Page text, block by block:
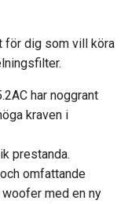
för dig som vill köra
har noggrant
kraven i
prestanda.
omfattande
med en ny